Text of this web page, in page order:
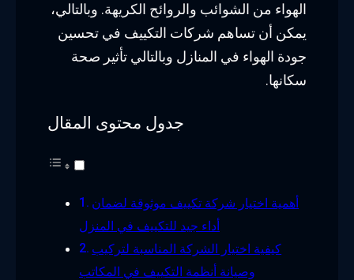
الهواء من الشوائب والروائح الكريهة. وبالتالي،
يمكن أن تساهم شركات التكييف في تحسين
جودة الهواء في المنازل وبالتالي تأثير صحة
سكانها.
جدول محتوى المقال
أهمية اختيار شركة تكييف موثوقة لضمان
أداء جيد للتكييف في المنزل
كيفية اختيار الشركة المناسبة لتركيب
وصيانة أنظمة التكييف في المكاتب